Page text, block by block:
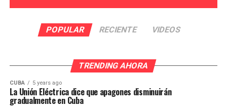
POPULAR RECIENTE VIDEOS
TRENDING AHORA
CUBA 5 years ago
La Unión Eléctrica dice que apagones disminuirán
gradualmente en Cuba